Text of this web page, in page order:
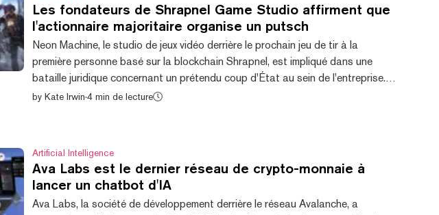
Les fondateurs de Shrapnel Game Studio affirment que
l'actionnaire majoritaire organise un putsch
Neon Machine, le studio de jeux vidéo derrière le prochain jeu de tir à la
première personne basé sur la blockchain Shrapnel, est impliqué dans une
bataille juridique concernant un prétendu coup d'État au sein de l'entreprise.
Six fondateurs du studio, qui s'est séparé de HBO en 2020, ont déposé une
by Kate Irwin·4 min de lecture
Artificial Intelligence
Ava Labs est le dernier réseau de crypto-monnaie à
lancer un chatbot d'IA
Ava Labs, la société de développement derrière le réseau Avalanche, a